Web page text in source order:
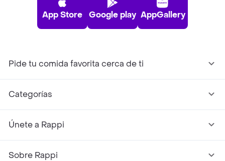
App Store Google play AppGallery
Pide tu comida favorita cerca de ti
Categorías
Únete a Rappi
Sobre Rappi